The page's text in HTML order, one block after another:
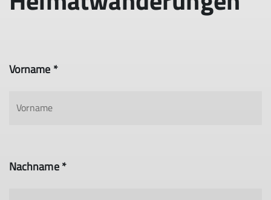
Vorname *
Nachname *